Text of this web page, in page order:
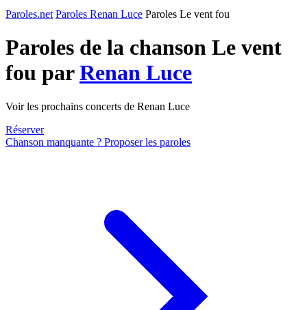
Paroles.net Paroles Renan Luce Paroles Le vent fou
Paroles de la chanson Le vent
fou parRenan Luce
Voir les prochains concerts de Renan Luce
Réserver
Chanson manquante ? Proposer les paroles